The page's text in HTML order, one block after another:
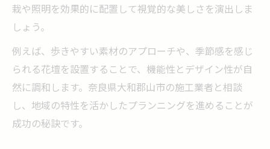
栽や照明を効果的に配置して視覚的な美しさを演出しま
しょう。
例えば、歩きやすい素材のアプローチや、季節感を感じ
られる花壇を設置することで、機能性とデザイン性が自
然に調和します。奈良県大和郡山市の施工業者と相談
し、地域の特性を活かしたプランニングを進めることが
成功の秘訣です。